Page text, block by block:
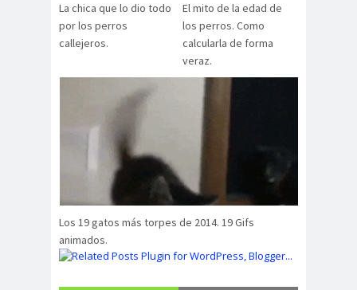
La chica que lo dio todo
por los perros
callejeros.
El mito de la edad de
los perros. Como
calcularla de forma
veraz.
Los 19 gatos más torpes de 2014. 19 Gifs
animados.